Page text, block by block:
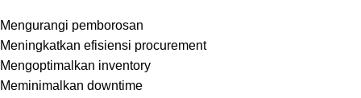
Mengurangi pemborosan
Meningkatkan efisiensi procurement
Mengoptimalkan inventory
Meminimalkan downtime